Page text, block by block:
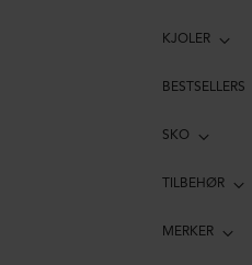
KJOLER
BESTSELLERS
SKO
TILBEHØR
MERKER